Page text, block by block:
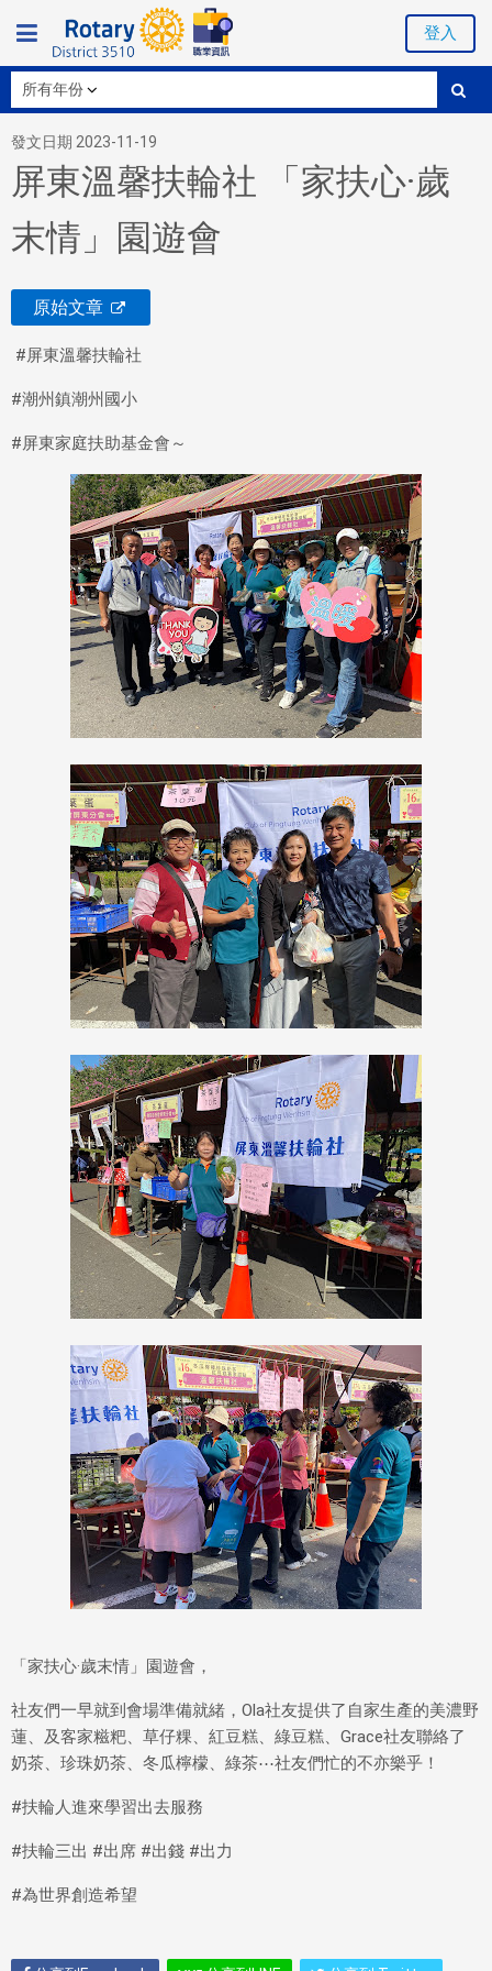
登入
發文日期 2023-11-19
屏東溫馨扶輪社 「家扶心·歲
末情」園遊會
原始文章
#屏東溫馨扶輪社
#潮州鎮潮州國小
#屏東家庭扶助基金會～
「家扶心·歲末情」園遊會，
社友們一早就到會場準備就緒，Ola社友提供了自家生產的美濃野
蓮、及客家糍粑、草仔粿、紅豆糕、綠豆糕、Grace社友聯絡了
奶茶、珍珠奶茶、冬瓜檸檬、綠茶⋯社友們忙的不亦樂乎！
#扶輪人進來學習出去服務
#扶輪三出 #出席 #出錢 #出力
#為世界創造希望